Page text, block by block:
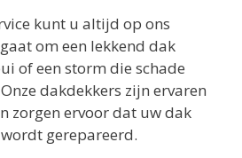
kunt u altijd op ons
om een lekkend dak
of een storm die schade
dakdekkers zijn ervaren
zorgen ervoor dat uw dak
gerepareerd.